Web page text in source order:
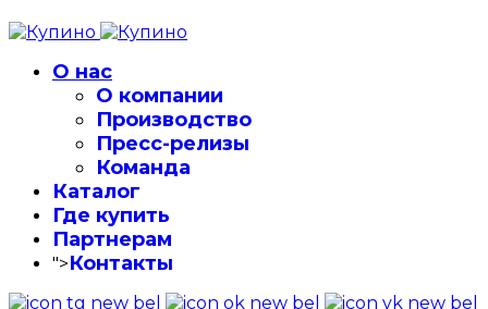
О нас
О компании
Производство
Пресс-релизы
Команда
Каталог
Где купить
Партнерам
">Контакты